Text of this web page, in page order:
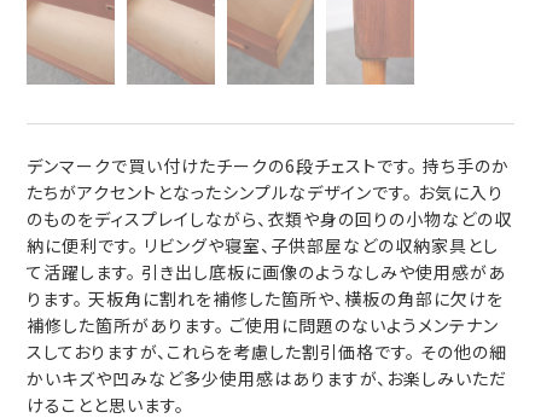
デンマークで買い付けたチークの6段チェストです。 持ち手のか
たちがアクセントとなったシンプルなデザインです。 お気に入り
のものをディスプレイしながら、衣類や身の回りの小物などの収
納に便利です。 リビングや寝室、子供部屋などの収納家具とし
て活躍します。 引き出し底板に画像のようなしみや使用感があ
ります。 天板角に割れを補修した箇所や、横板の角部に欠けを
補修した箇所があります。 ご使用に問題のないようメンテナン
スしておりますが、これらを考慮した割引価格です。 その他の細
かいキズや凹みなど多少使用感はありますが、お楽しみいただ
けることと思います。